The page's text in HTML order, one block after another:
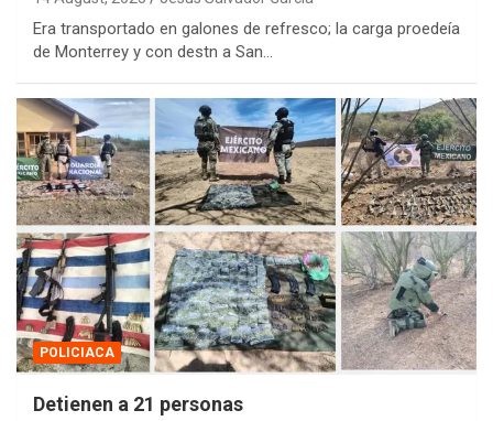
Era transportado en galones de refresco; la carga proedeía
de Monterrey y con destn a San…
POLICIACA
Detienen a 21 personas